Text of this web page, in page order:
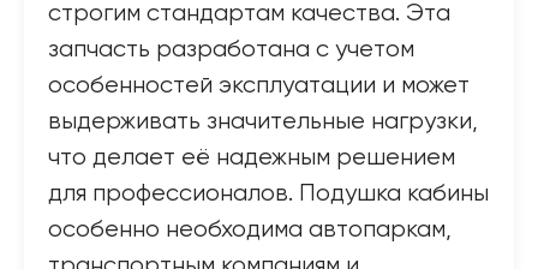
строгим стандартам качества. Эта
запчасть разработана с учетом
особенностей эксплуатации и может
выдерживать значительные нагрузки,
что делает её надежным решением
для профессионалов. Подушка кабины
особенно необходима автопаркам,